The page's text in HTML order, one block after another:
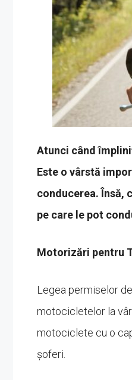
Atunci când
Este o vârstă
conducerea. Însă,
pe care le pot
Motorizări pentru
Legea permiselor
motocicletelor la
motociclete cu o
șoferi.